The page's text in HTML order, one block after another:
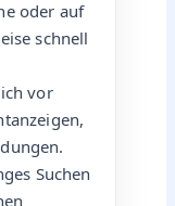
oder auf
schnell
vor
Suchen